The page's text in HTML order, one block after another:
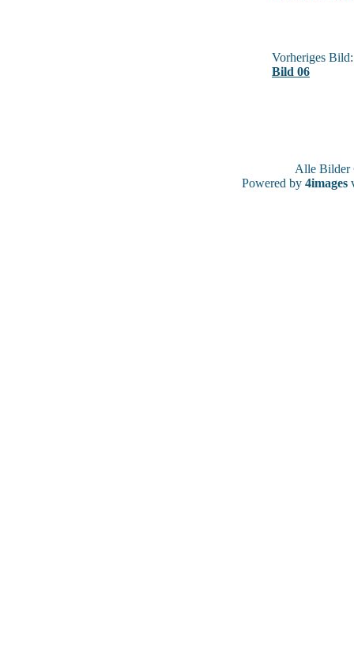
Vorheriges Bild:
Bild 06
Alle
Powered by 4images